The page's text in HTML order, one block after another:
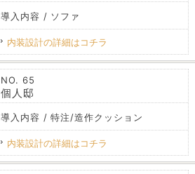
導入内容 / ソファ
内装設計の詳細はコチラ
NO. 65
個人邸
導入内容 / 特注/造作クッション
内装設計の詳細はコチラ